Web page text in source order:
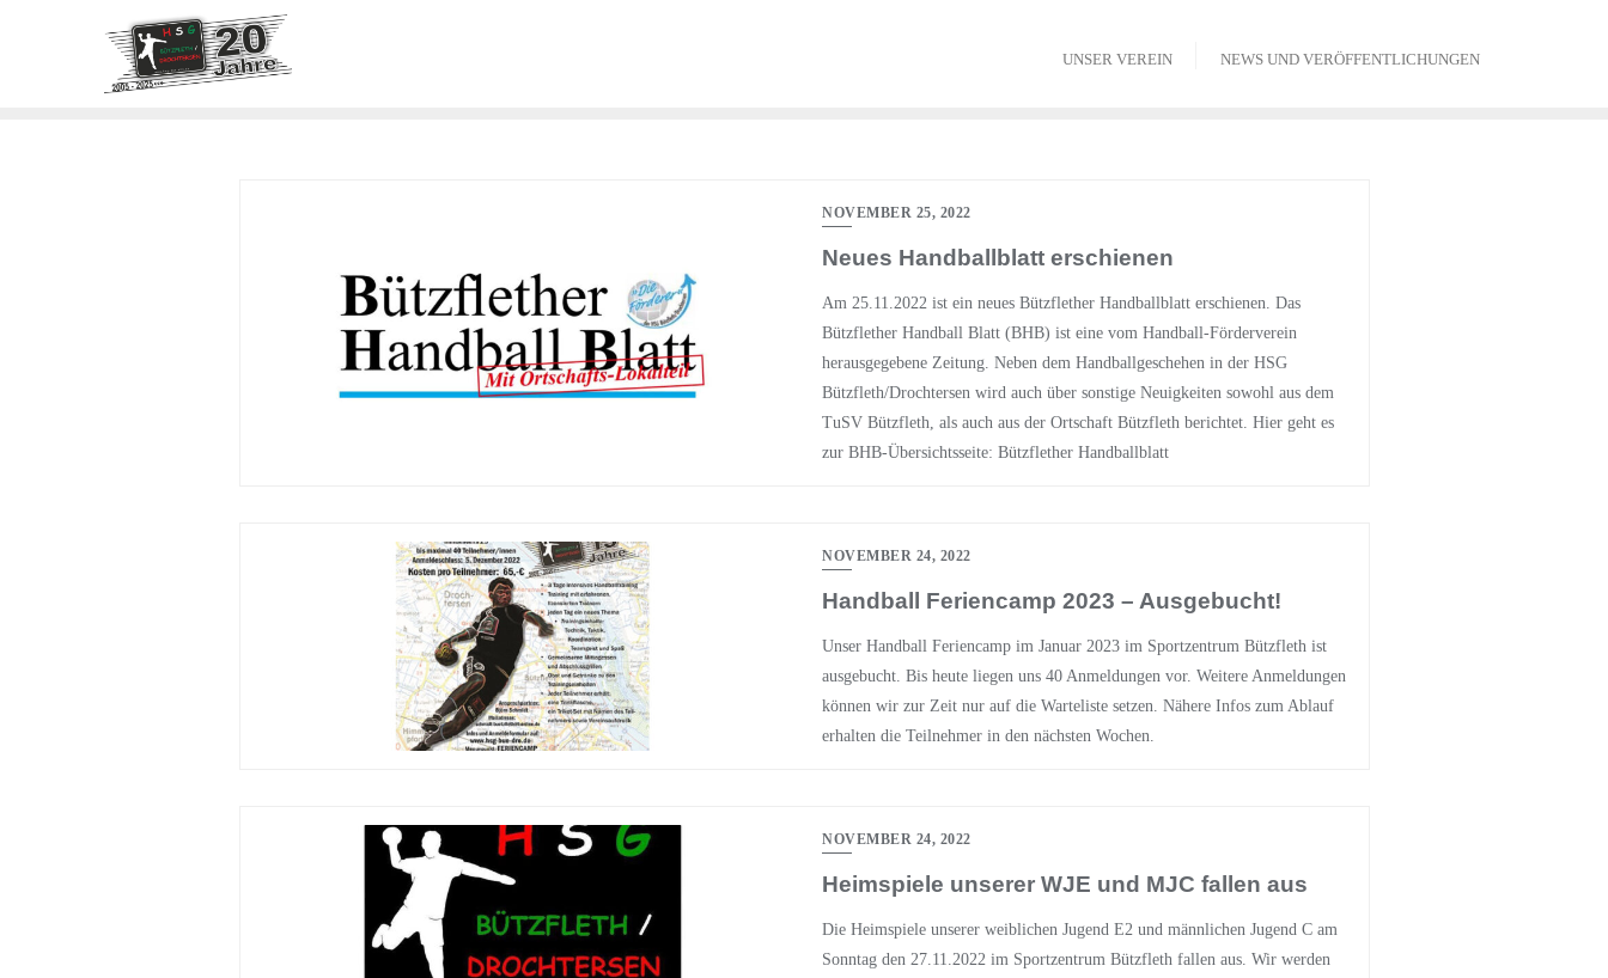
UNSER VEREIN NEWS UND VERÖFFENTLICHUNGEN
NOVEMBER 25, 2022
Neues Handballblatt erschienen
Am 25.11.2022 ist ein neues Bützflether Handballblatt erschienen. Das
Bützflether Handball Blatt (BHB) ist eine vom Handball-Förderverein
herausgegebene Zeitung. Neben dem Handballgeschehen in der HSG
Bützfleth/Drochtersen wird auch über sonstige Neuigkeiten sowohl aus dem
TuSV Bützfleth, als auch aus der Ortschaft Bützfleth berichtet. Hier geht es
zur BHB-Übersichtsseite: Bützflether Handballblatt
NOVEMBER 24, 2022
Handball Feriencamp 2023 – Ausgebucht!
Unser Handball Feriencamp im Januar 2023 im Sportzentrum Bützfleth ist
ausgebucht. Bis heute liegen uns 40 Anmeldungen vor. Weitere Anmeldungen
können wir zur Zeit nur auf die Warteliste setzen. Nähere Infos zum Ablauf
erhalten die Teilnehmer in den nächsten Wochen.
NOVEMBER 24, 2022
Heimspiele unserer WJE und MJC fallen aus
Die Heimspiele unserer weiblichen Jugend E2 und männlichen Jugend C am
Sonntag den 27.11.2022 im Sportzentrum Bützfleth fallen aus. Wir werden